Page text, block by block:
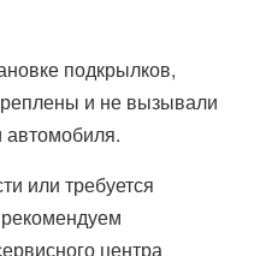
подкрылков,
и не вызывали
автомобиля.
или требуется
центра